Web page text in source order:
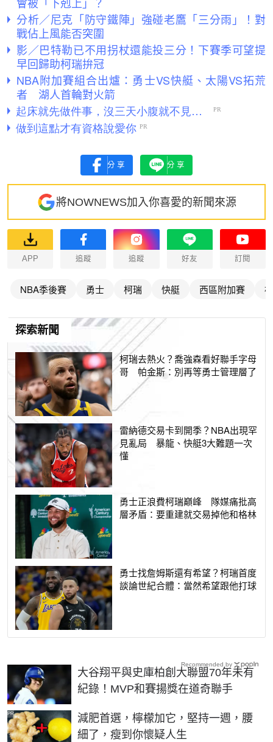
分析／尼克「防守鐵陣」強碰老鷹「三分雨」！對
戰佔上風能否突圍
影／巴特勒已不用拐杖還能投三分！下賽季可望提
早回歸助柯瑞拚冠
NBA附加賽組合出爐：勇士VS快艇、太陽VS拓荒
者 湖人首輪對火箭
分享 分享
將NOWNEWS加入你喜愛的新聞來源
APP 追蹤 追蹤 好友 訂閱
NBA季後賽 勇士 柯瑞 快艇 西區附加賽
探索新聞
柯瑞去熱火？喬強森看好聯手字母
哥 帕金斯：別再等勇士管理層了
雷納德交易卡到開季？NBA出現罕
見亂局 暴龍、快艇3大難題一次
懂
勇士正浪費柯瑞巔峰 隊媒痛批高
層矛盾：要重建就交易掉他和格林
勇士找詹姆斯還有希望？柯瑞首度
談論世紀合體：當然希望跟他打球
大谷翔平與史庫柏創大聯盟70年未有
紀錄！MVP和賽揚獎在道奇聯手
減肥首選，檸檬加它，堅持一週，腰
細了，瘦到你懷疑人生
PR
Recommended by